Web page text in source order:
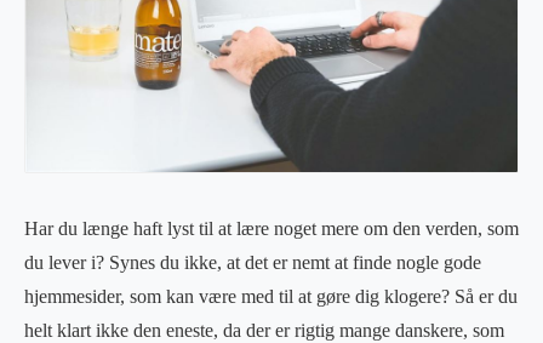
Har du længe haft lyst til at lære noget mere om den verden, som
du lever i? Synes du ikke, at det er nemt at finde nogle gode
hjemmesider, som kan være med til at gøre dig klogere? Så er du
helt klart ikke den eneste, da der er rigtig mange danskere, som